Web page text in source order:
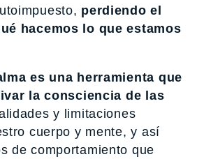
perdiendo el
hacemos lo que estamos
es una herramienta que
la consciencia de las
y limitaciones
cuerpo y mente, y así
de comportamiento que